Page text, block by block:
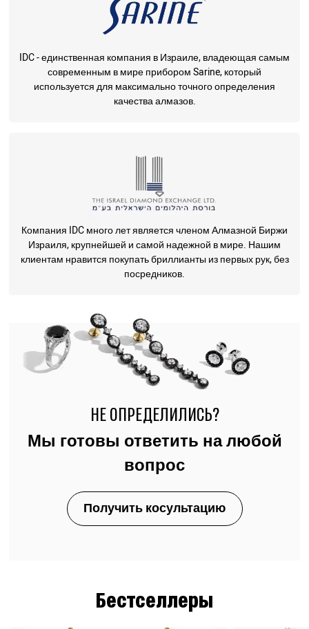
IDC - единственная компания в Израиле, владеющая самым
современным в мире прибором Sarine, который
используется для максимально точного определения
качества алмазов.
Компания IDC много лет является членом Алмазной Биржи
Израиля, крупнейшей и самой надежной в мире. Нашим
клиентам нравится покупать бриллианты из первых рук, без
посредников.
Бестселлеры
НЕ ОПРЕДЕЛИЛИСЬ?
Мы готовы ответить на любой
вопрос
Получить косультацию